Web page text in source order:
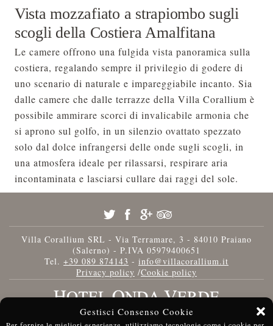
Gestisci Consenso Cookie
Vista mozzafiato a strapiombo sugli
scogli della Costiera Amalfitana
Le camere offrono una fulgida vista panoramica sulla
costiera, regalando sempre il privilegio di godere di
uno scenario di naturale e impareggiabile incanto. Sia
dalle camere che dalle terrazze della Villa Corallium è
possibile ammirare scorci di invalicabile armonia che
si aprono sul golfo, in un silenzio ovattato spezzato
solo dal dolce infrangersi delle onde sugli scogli, in
una atmosfera ideale per rilassarsi, respirare aria
incontaminata e lasciarsi cullare dai raggi del sole.
Villa Corallium SRL - Via Terramare, 3 - 84010 Praiano
(Salerno) - P.IVA 05979400651
Tel. +39 089 874143 - info@villacorallium.it
Privacy policy /Cookie policy